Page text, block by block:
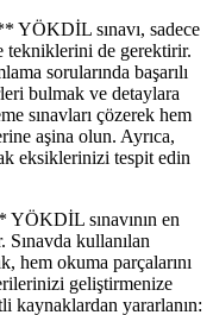
YÖKDİL sınavı, sadece
tekniklerini de gerektirir.
sorularında başarılı
bulmak ve detaylara
sınavları çözerek hem
aşina olun. Ayrıca,
eksiklerinizi tespit edin
sınavının en
kullanılan
hem okuma parçalarını
geliştirmenize
kaynaklardan yararlanın: